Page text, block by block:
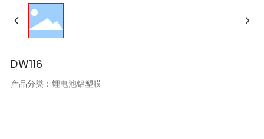
DW116
产品分类： 锂电池铝塑膜